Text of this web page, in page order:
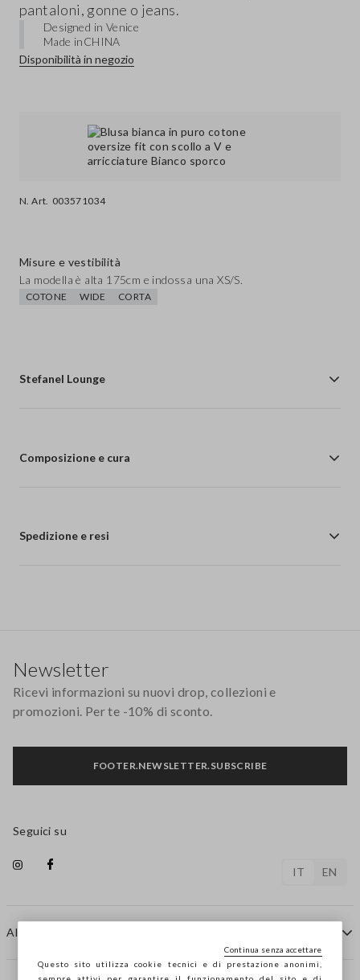
N. Art. 003571034
pantaloni, gonne o jeans.
Designed in Venice
Made inCHINA
Disponibilità in negozio
Misure e vestibilità
La modella è alta 175cm e indossa una XS/S.
COTONE WIDE CORTA
Stefanel Lounge
Composizione e cura
Spedizione e resi
AIUTO
Newsletter
Ricevi informazioni su nuovi drop, collezioni e
promozioni. Per te -10% di sconto.
FOOTER.NEWSLETTER.SUBSCRIBE
Seguici su
IT EN
Questo sito utilizza cookie tecnici e di prestazione anonimi,
Continua senza accettare